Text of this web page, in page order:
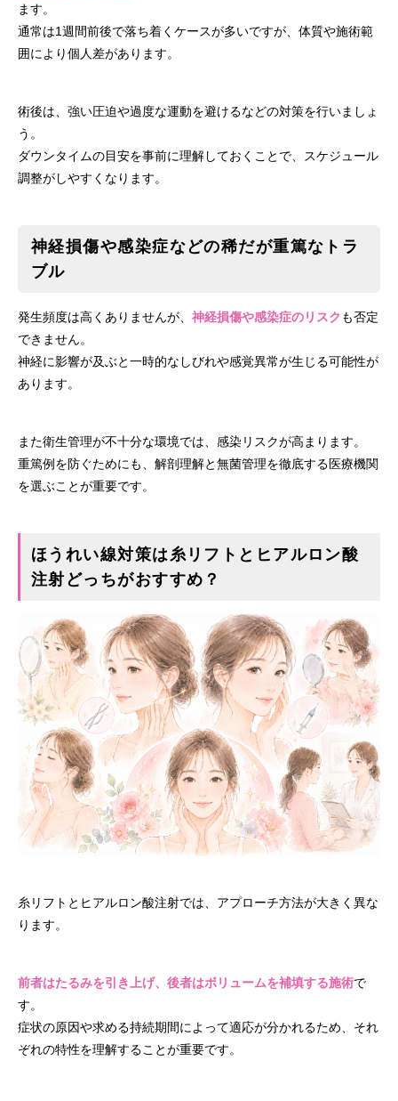
ます。
通常は1週間前後で落ち着くケースが多いですが、体質や施術範
囲により個人差があります。
術後は、強い圧迫や過度な運動を避けるなどの対策を行いましょ
う。
ダウンタイムの目安を事前に理解しておくことで、スケジュール
調整がしやすくなります。
神経損傷や感染症などの稀だが重篤なトラ
ブル
発生頻度は高くありませんが、 神経損傷や感染症のリスク も否定
できません。
神経に影響が及ぶと一時的なしびれや感覚異常が生じる可能性が
あります。
また衛生管理が不十分な環境では、感染リスクが高まります。
重篤例を防ぐためにも、解剖理解と無菌管理を徹底する医療機関
を選ぶことが重要です。
ほうれい線対策は糸リフトとヒアルロン酸
注射どっちがおすすめ？
糸リフトとヒアルロン酸注射では、アプローチ方法が大きく異な
ります。
前者はたるみを引き上げ、後者はボリュームを補填する施術で
す。
症状の原因や求める持続期間によって適応が分かれるため、それ
ぞれの特性を理解することが重要です。